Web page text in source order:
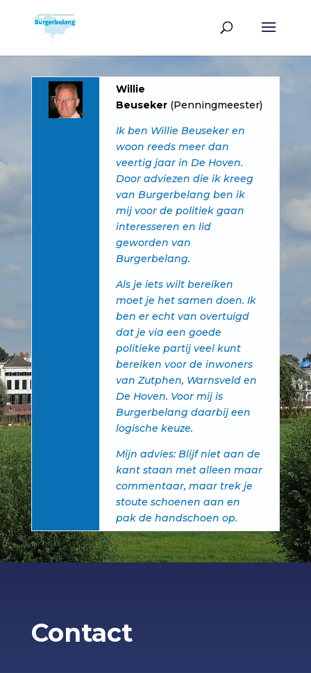
Willie
Beuseker (Penningmeester)
Ik ben Willie Beuseker en
woon reeds meer dan
veertig jaar in De Hoven.
Door adviezen die ik kreeg
van Burgerbelang ben ik
mij voor de politiek gaan
interesseren en lid
geworden van
Burgerbelang.
Als je iets wilt bereiken
moet je het samen doen. Ik
ben er echt van overtuigd
dat je via een goede
politieke partij veel kunt
bereiken voor de inwoners
van Zutphen, Warnsveld en
De Hoven. Voor mij is
Burgerbelang daarbij een
logische keuze.
Mijn advies: Blijf niet aan de
kant staan met alleen maar
commentaar, maar trek je
stoute schoenen aan en
pak de handschoen op.
Contact